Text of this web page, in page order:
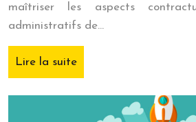
maîtriser les aspects
administratifs de…
Lire la suite